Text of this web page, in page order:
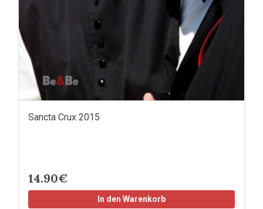
Sancta Crux 2015
14.90€
In den Warenkorb